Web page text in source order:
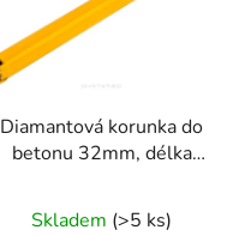
Diamantová korunka do
betonu 32mm, délka
UNC
Skladem (>5 ks)